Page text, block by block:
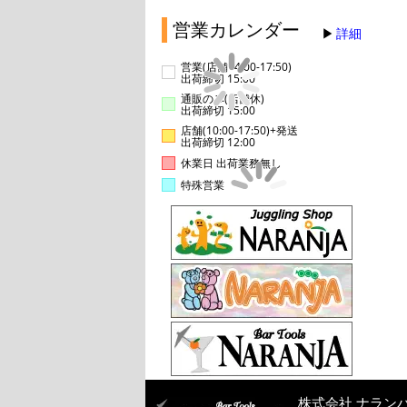
営業カレンダー 詳細
営業(店舗14:00-17:50)
出荷締切 15:00
通販のみ(店舗休)
出荷締切 15:00
店舗(10:00-17:50)+発送
出荷締切 12:00
休業日 出荷業務無し
特殊営業
株式会社 ナラン